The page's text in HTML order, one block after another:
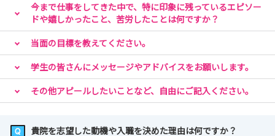
今まで仕事をしてきた中で、特に印象に残っているエピソー
ドや嬉しかったこと、苦労したことは何ですか？
当面の目標を教えてください。
学生の皆さんにメッセージやアドバイスをお願いします。
その他アピールしたいことなど、自由にご記入ください。
貴院を志望した動機や入職を決めた理由は何ですか？